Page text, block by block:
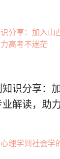
识分享：
解读，助